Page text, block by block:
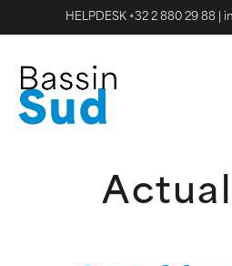
HELPDESK +32 2 880 29 88